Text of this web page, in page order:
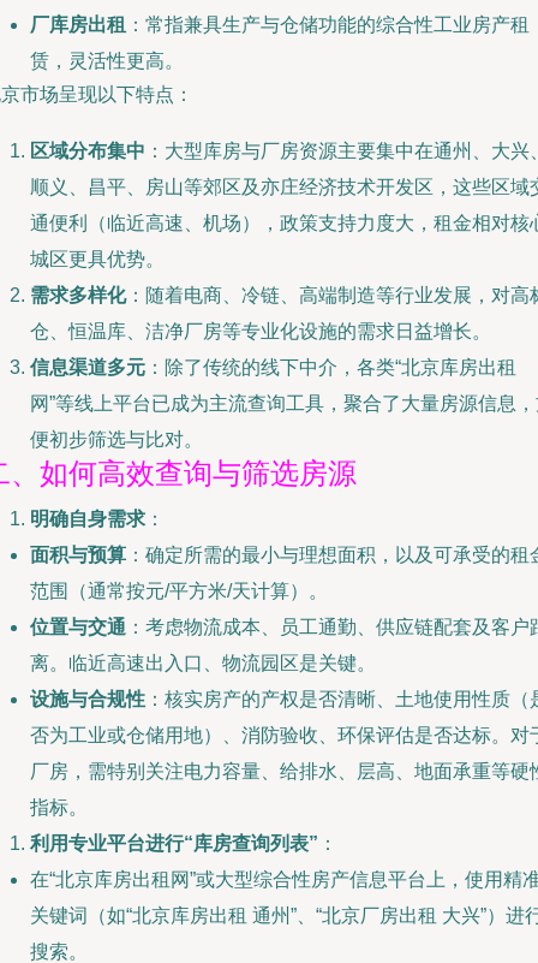
厂库房出租 ：常指兼具生产与仓储功能的综合性工业房产租
赁，灵活性更高。
市场呈现以下特点：
区域分布集中 ：大型库房与厂房资源主要集中在通州、大兴
顺义、昌平、房山等郊区及亦庄经济技术开发区，这些区域
通便利（临近高速、机场），政策支持力度大，租金相对核
城区更具优势。
需求多样化：随着电商、冷链、高端制造等行业发展，对高
仓、恒温库、洁净厂房等专业化设施的需求日益增长。
信息渠道多元 ：除了传统的线下中介，各类“北京库房出租
网”等线上平台已成为主流查询工具，聚合了大量房源信息
便初步筛选与比对。
、如何高效查询与筛选房源
明确自身需求 ：
面积与预算 ：确定所需的最小与理想面积，以及可承受的租
范围（通常按元/平方米/天计算）。
位置与交通 ：考虑物流成本、员工通勤、供应链配套及客户
离。临近高速出入口、物流园区是关键。
设施与合规性 ：核实房产的产权是否清晰、土地使用性质（
否为工业或仓储用地）、消防验收、环保评估是否达标。对
厂房，需特别关注电力容量、给排水、层高、地面承重等硬
指标。
利用专业平台进行“库房查询列表” ：
在“北京库房出租网”或大型综合性房产信息平台上，使用精
关键词（如“北京库房出租 通州”、“北京厂房出租 大兴”）进
搜索。